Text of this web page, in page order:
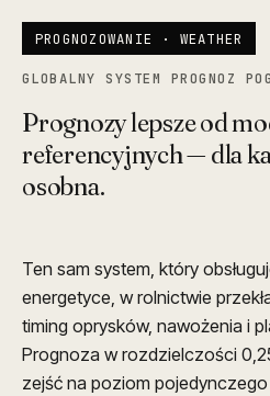
PROGNOZOWANIE · WEATHER
GLOBALNY SYSTEM PROGNOZ
Prognozy lepsze od
referencyjnych — dla
osobna.
Ten sam system, który
energetyce, w rolnictwie
timing oprysków, nawożenia i
Prognoza w rozdzielczości
zejść na poziom